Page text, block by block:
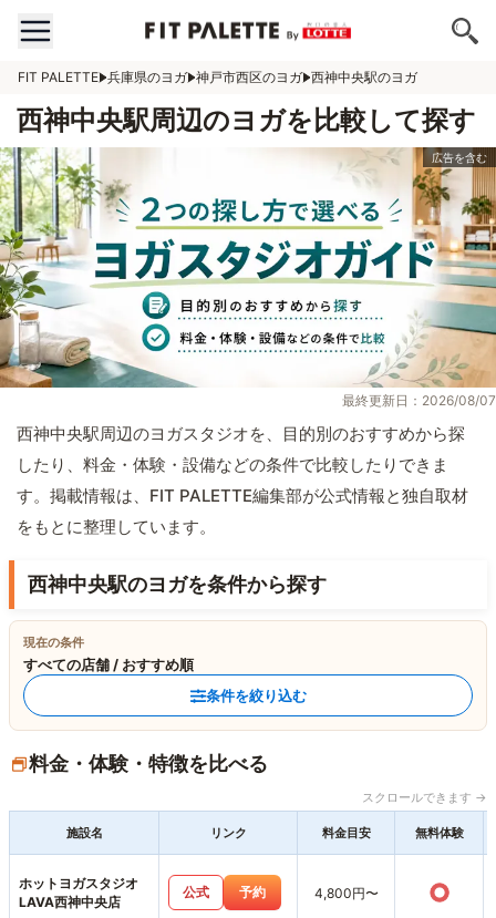
FIT PALETTE 兵庫県のヨガ 神戸市西区のヨガ 西神中央駅のヨガ
西神中央駅周辺のヨガを比較して探す
最終更新日：2026/08/07
西神中央駅周辺のヨガスタジオを、目的別のおすすめから探
したり、料金・体験・設備などの条件で比較したりできま
す。掲載情報は、FIT PALETTE編集部が公式情報と独自取材
をもとに整理しています。
西神中央駅のヨガを条件から探す
現在の条件
すべての店舗 / おすすめ順
条件を絞り込む
料金・体験・特徴を比べる
スクロールできます →
施設名 リンク 料金目安 無料体験
ホットヨガスタジオ
LAVA西神中央店
公式 予約 4,800円〜 ○